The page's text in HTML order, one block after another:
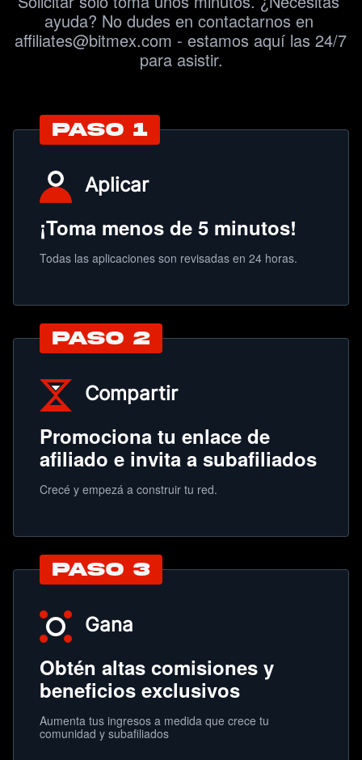
ayuda? No dudes en contactarnos en
affiliates@bitmex.com - estamos aquí las 24/7
para asistir.
PASO 1
Aplicar
¡Toma menos de 5 minutos!
Todas las aplicaciones son revisadas en 24 horas.
PASO 2
Compartir
Promociona tu enlace de
afiliado e invita a subafiliados
Crecé y empezá a construir tu red.
PASO 3
Gana
Obtén altas comisiones y
beneficios exclusivos
Aumenta tus ingresos a medida que crece tu
comunidad y subafiliados